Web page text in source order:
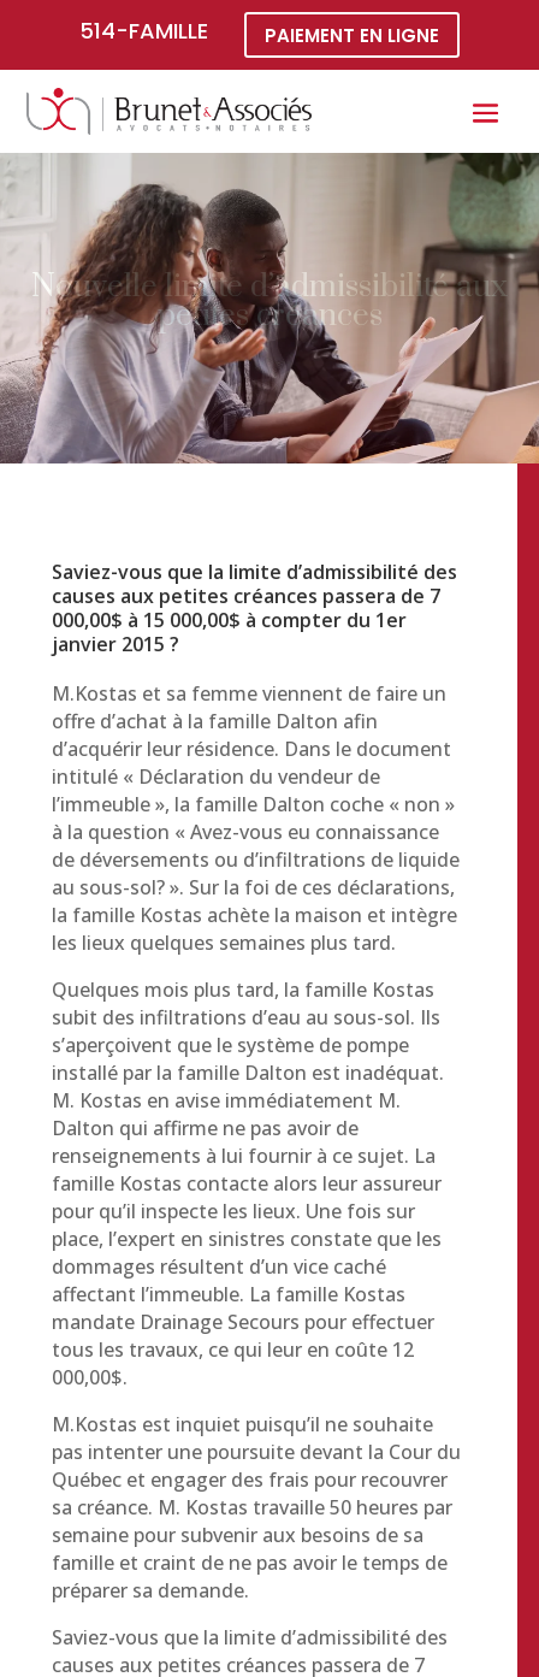
514-FAMILLE PAIEMENT EN LIGNE
Nouvelle limite d’admissibilité aux
petites créances
Saviez-vous que la limite d’admissibilité des
causes aux petites créances passera de 7
000,00$ à 15 000,00$ à compter du 1er
janvier 2015 ?
M.Kostas et sa femme viennent de faire un
offre d’achat à la famille Dalton afin
d’acquérir leur résidence. Dans le document
intitulé « Déclaration du vendeur de
l’immeuble », la famille Dalton coche « non »
à la question « Avez-vous eu connaissance
de déversements ou d’infiltrations de liquide
au sous-sol? ». Sur la foi de ces déclarations,
la famille Kostas achète la maison et intègre
les lieux quelques semaines plus tard.
Quelques mois plus tard, la famille Kostas
subit des infiltrations d’eau au sous-sol. Ils
s’aperçoivent que le système de pompe
installé par la famille Dalton est inadéquat.
M. Kostas en avise immédiatement M.
Dalton qui affirme ne pas avoir de
renseignements à lui fournir à ce sujet. La
famille Kostas contacte alors leur assureur
pour qu’il inspecte les lieux. Une fois sur
place, l’expert en sinistres constate que les
dommages résultent d’un vice caché
affectant l’immeuble. La famille Kostas
mandate Drainage Secours pour effectuer
tous les travaux, ce qui leur en coûte 12
000,00$.
M.Kostas est inquiet puisqu’il ne souhaite
pas intenter une poursuite devant la Cour du
Québec et engager des frais pour recouvrer
sa créance. M. Kostas travaille 50 heures par
semaine pour subvenir aux besoins de sa
famille et craint de ne pas avoir le temps de
préparer sa demande.
Saviez-vous que la limite d’admissibilité des
causes aux petites créances passera de 7